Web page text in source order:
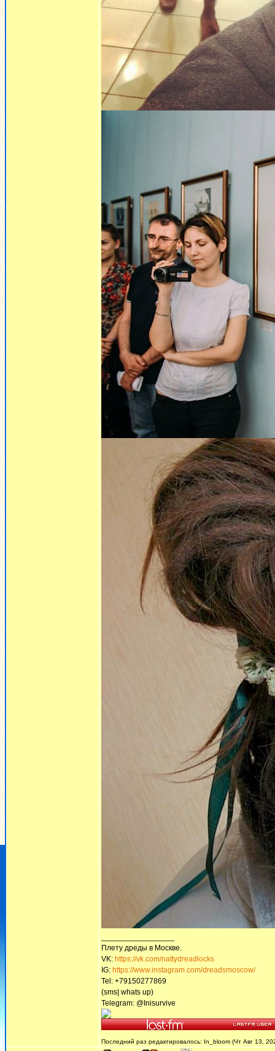
Плету дреды в Москве.
VK: https://vk.com/nattydreadlocks
IG: https://www.instagram.com/dreadsmoscow/
Tel: +79150277869
(sms| whats up)
Telegram: @Inisurvive
Последний раз редактировалось: In_bloom (Чт Авг 13,